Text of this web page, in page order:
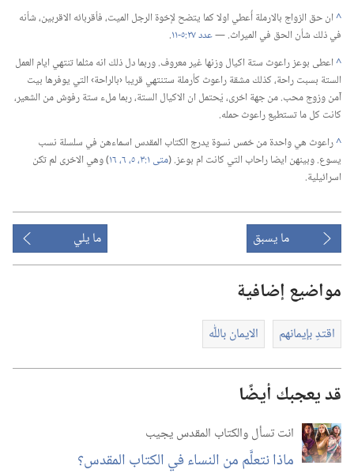
^ان حق الزواج بالارملة أُعطي اولا كما يتضح لإخوة الرجل الميت،‏ فأقربائه الاقربين،‏ شأنه
في ذلك شأن الحق في الميراث.‏ —‏عدد ٢٧:‏٥-‏١١
‏.‏
^اعطى بوعز راعوث ستة اكيال وزنها غير معروف.‏ وربما دل ذلك انه مثلما تنتهي ايام العمل
الستة بسبت راحة،‏ كذلك مشقة راعوث كأرملة ستنتهي قريبا ‹بالراحة› التي يوفرها بيت
آمن وزوج محب.‏ من جهة اخرى،‏ يُحتمل ان الاكيال الستة،‏ ربما ملء ستة رفوش من الشعير،‏
كانت كل ما تستطيع راعوث حمله.‏
^راعوث هي واحدة من خمس نسوة يدرج الكتاب المقدس اسماءهن في سلسلة نسب
يسوع.‏ وبينهن ايضا راحاب التي كانت ام بوعز.‏ (‏متى ١:‏٣،‏
‏)‏ وهي الاخرى لم تكن
اسرائيلية.‏
ما يسبق ما يلي
مواضيع إضافية
اقتدِ بإيمانهم الايمان باللّٰه
قد يعجبك أيضًا
انت تسأل والكتاب المقدس يجيب
ماذا نتعلَّم من النساء في الكتاب المقدس؟‏